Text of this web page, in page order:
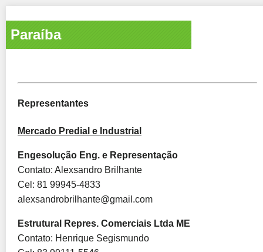
Paraíba
Representantes
Mercado Predial e Industrial
Engesolução Eng. e Representação
Contato: Alexsandro Brilhante
Cel: 81 99945-4833
alexsandrobrilhante@gmail.com
Estrutural Repres. Comerciais Ltda ME
Contato: Henrique Segismundo